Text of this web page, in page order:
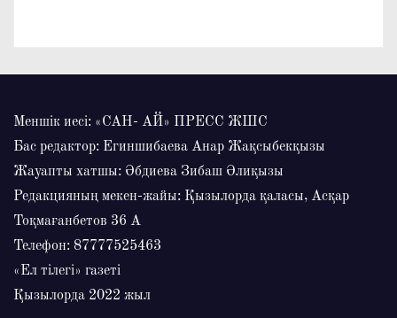
Меншік иесі: «САН- АЙ» ПРЕСС ЖШС
Бас редактор: Егиншибаева Анар Жақсыбекқызы
Жауапты хатшы: Әбдиева Зибаш Әлиқызы
Редакцияның мекен-жайы: Қызылорда қаласы, Асқар
Тоқмағанбетов 36 А
Телефон: 87777525463
«Ел тілегі» газеті
Қызылорда 2022 жыл